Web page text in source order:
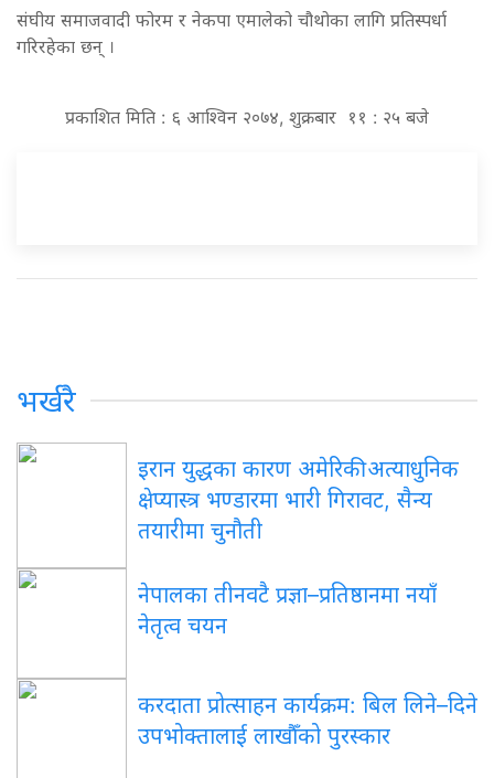
संघीय समाजवादी फोरम र नेकपा एमालेको चौथोका लागि प्रतिस्पर्धा
गरिरहेका छन् ।
प्रकाशित मिति : ६ आश्विन २०७४, शुक्रबार ११ : २५ बजे
भर्खरै
इरान युद्धका कारण अमेरिकी अत्याधुनिक
क्षेप्यास्त्र भण्डारमा भारी गिरावट, सैन्य
तयारीमा चुनौती
नेपालका तीनवटै प्रज्ञा–प्रतिष्ठानमा नयाँ
नेतृत्व चयन
करदाता प्रोत्साहन कार्यक्रम: बिल लिने–दिने
उपभोक्तालाई लाखौँको पुरस्कार